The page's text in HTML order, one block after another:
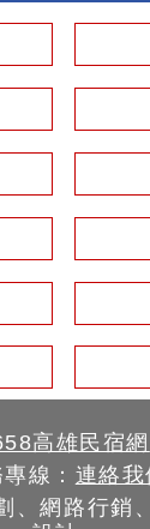
高雄民宿網
線： 連絡我
、網路行銷